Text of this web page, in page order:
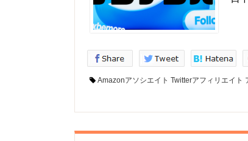
Amazonアソシエイト Twitterアフィリエイト